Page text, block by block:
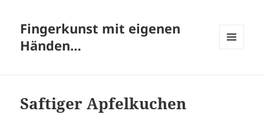
Fingerkunst mit eigenen
Händen…
Saftiger Apfelkuchen